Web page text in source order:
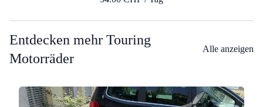
Entdecken mehr Touring
Motorräder
Alle anzeigen